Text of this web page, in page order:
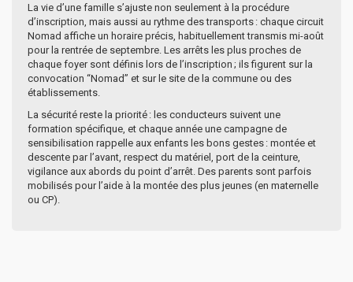
La vie d’une famille s’ajuste non seulement à la procédure
d’inscription, mais aussi au rythme des transports : chaque circuit
Nomad affiche un horaire précis, habituellement transmis mi-août
pour la rentrée de septembre. Les arrêts les plus proches de
chaque foyer sont définis lors de l’inscription ; ils figurent sur la
convocation “Nomad” et sur le site de la commune ou des
établissements.
La sécurité reste la priorité : les conducteurs suivent une
formation spécifique, et chaque année une campagne de
sensibilisation rappelle aux enfants les bons gestes : montée et
descente par l’avant, respect du matériel, port de la ceinture,
vigilance aux abords du point d’arrêt. Des parents sont parfois
mobilisés pour l’aide à la montée des plus jeunes (en maternelle
ou CP).